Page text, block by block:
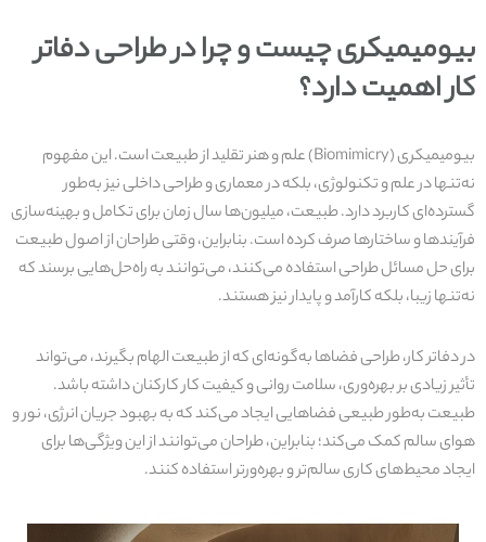
بیومیمیکری چیست و چرا در طراحی دفاتر
کار اهمیت دارد؟
بیومیمیکری (Biomimicry) علم و هنر تقلید از طبیعت است. این مفهوم
نه‌تنها در علم و تکنولوژی، بلکه در معماری و طراحی داخلی نیز به‌طور
گسترده‌ای کاربرد دارد. طبیعت، میلیون‌ها سال زمان برای تکامل و بهینه‌سازی
فرآیندها و ساختارها صرف کرده است. بنابراین، وقتی طراحان از اصول طبیعت
برای حل مسائل طراحی استفاده می‌کنند، می‌توانند به راه‌حل‌هایی برسند که
نه‌تنها زیبا، بلکه کارآمد و پایدار نیز هستند.
در دفاتر کار، طراحی فضاها به‌گونه‌ای که از طبیعت الهام بگیرند، می‌تواند
تأثیر زیادی بر بهره‌وری، سلامت روانی و کیفیت کار کارکنان داشته باشد.
طبیعت به‌طور طبیعی فضاهایی ایجاد می‌کند که به بهبود جریان انرژی، نور و
هوای سالم کمک می‌کند؛ بنابراین، طراحان می‌توانند از این ویژگی‌ها برای
ایجاد محیط‌های کاری سالم‌تر و بهره‌ورتر استفاده کنند.